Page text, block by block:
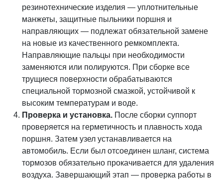
резинотехнические изделия — уплотнительные
манжеты, защитные пыльники поршня и
направляющих — подлежат обязательной замене
на новые из качественного ремкомплекта.
Направляющие пальцы при необходимости
заменяются или полируются. При сборке все
трущиеся поверхности обрабатываются
специальной тормозной смазкой, устойчивой к
высоким температурам и воде.
Проверка и установка. После сборки суппорт
проверяется на герметичность и плавность хода
поршня. Затем узел устанавливается на
автомобиль. Если был отсоединен шланг, система
тормозов обязательно прокачивается для удаления
воздуха. Завершающий этап — проверка работы в